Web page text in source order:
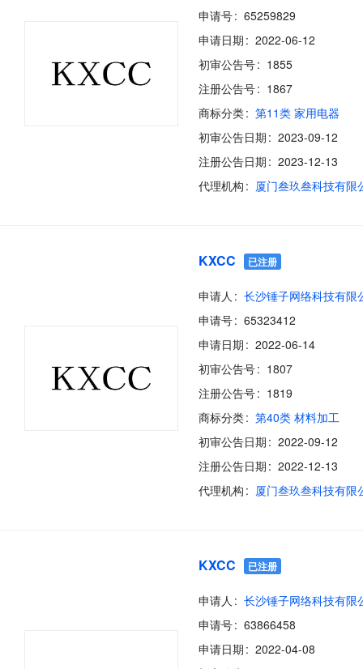
申请号
65259829
申请日期
2022-06-12
初审公告号
1855
注册公告号
1867
商标分类
第11类 家用电器
初审公告日期
2023-09-12
注册公告日期
2023-12-13
代理机构
厦门叁玖叁科技有限
KXCC 已注册
申请人
长沙锤子网络科技有限
申请号
65323412
申请日期
2022-06-14
初审公告号
1807
注册公告号
1819
商标分类
第40类 材料加工
初审公告日期
2022-09-12
注册公告日期
2022-12-13
代理机构
厦门叁玖叁科技有限
KXCC 已注册
申请人
长沙锤子网络科技有限
申请号
63866458
申请日期
2022-04-08